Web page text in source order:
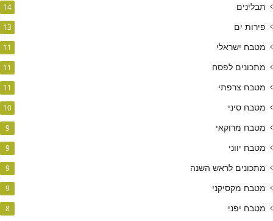
תבלינים 14
פירות ים 13
מטבח ישראלי 11
מתכונים לפסח 11
מטבח צרפתי 11
מטבח סיני 10
מטבח מרוקאי 9
מטבח יווני 9
מתכונים לראש השנה 9
מטבח מקסיקני 9
מטבח יפני 8